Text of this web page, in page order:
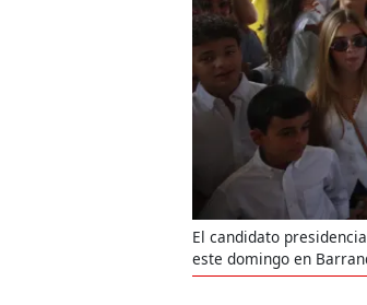
El candidato
este domingo en